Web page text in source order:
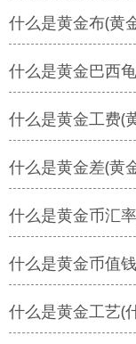
什么是黄金布(黄
什么是黄金巴西
什么是黄金工费(
什么是黄金差(黄
什么是黄金币汇
什么是黄金币值
什么是黄金工艺(